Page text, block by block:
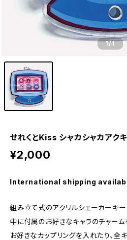
1/1
せれくとKiss シャカシャカアク
¥2,000
International shipping
組み立て式のアクリルシェーカーキー
中に付属のお好きなキャラのチャーム
お好きなカップリングを入れたり、全